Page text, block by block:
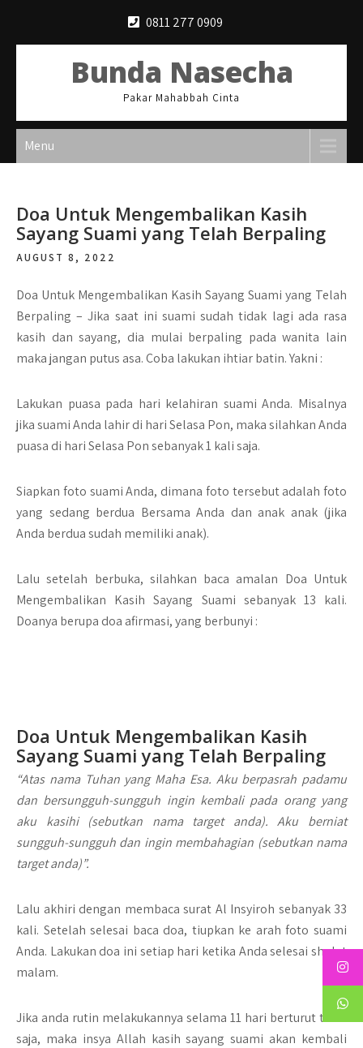
0811 277 0909
Bunda Nasecha
Pakar Mahabbah Cinta
Menu
Doa Untuk Mengembalikan Kasih
Sayang Suami yang Telah Berpaling
AUGUST 8, 2022
Doa Untuk Mengembalikan Kasih Sayang Suami yang Telah
Berpaling –Jika saat ini suami sudah tidak lagi ada rasa
kasih dan sayang, dia mulai berpaling pada wanita lain
maka jangan putus asa. Coba lakukan ihtiar batin. Yakni :
Lakukan puasa pada hari kelahiran suami Anda. Misalnya
jika suami Anda lahir di hari Selasa Pon, maka silahkan Anda
puasa di hari Selasa Pon sebanyak 1 kali saja.
Siapkan foto suami Anda, dimana foto tersebut adalah foto
yang sedang berdua Bersama Anda dan anak anak (jika
Anda berdua sudah memiliki anak).
Lalu setelah berbuka, silahkan baca amalan Doa Untuk
Mengembalikan Kasih Sayang Suami sebanyak 13 kali.
Doanya berupa doa afirmasi, yang berbunyi :
Doa Untuk Mengembalikan Kasih
Sayang Suami yang Telah Berpaling
“Atas nama Tuhan yang Maha Esa. Aku berpasrah padamu
dan bersungguh-sungguh ingin kembali pada orang yang
aku kasihi (sebutkan nama target anda). Aku berniat
sungguh-sungguh dan ingin membahagian (sebutkan nama
target anda)”.
Lalu akhiri dengan membaca surat Al Insyiroh sebanyak 33
kali. Setelah selesai baca doa, tiupkan ke arah foto suami
Anda. Lakukan doa ini setiap hari ketika Anda selesai sholat
malam.
Jika anda rutin melakukannya selama 11 hari berturut turut
saja, maka insya Allah kasih sayang suami akan kembali